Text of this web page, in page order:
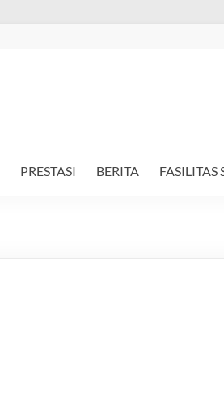
PRESTASI BERITA FASILITAS